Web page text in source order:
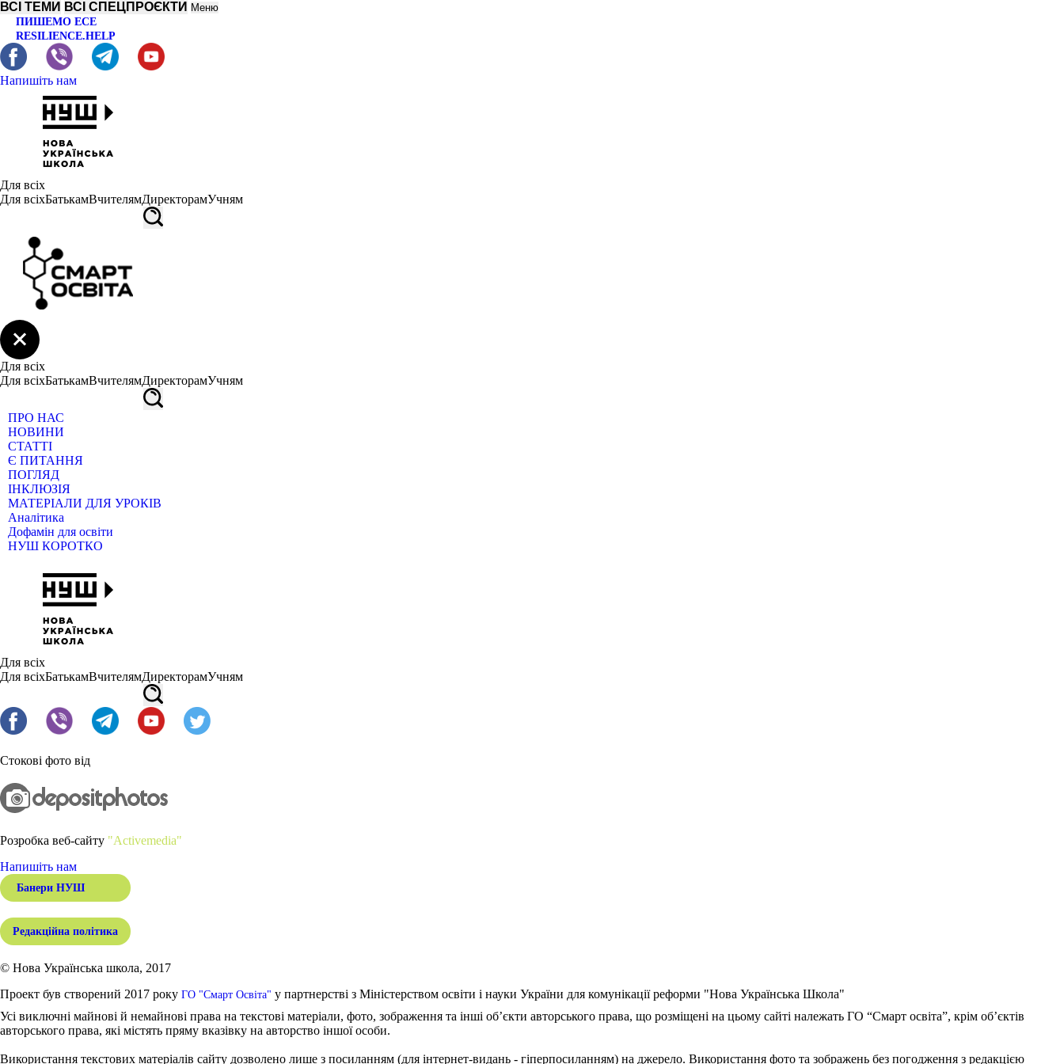
ВСІ ТЕМИ ВСІ СПЕЦПРОЄКТИ Меню
ПИШЕМО ЕСЕ
RESILIENCE.HELP
Напишіть нам
Для всіх
Для всіхБатькамВчителямДиректорамУчням
Для всіх
Для всіхБатькамВчителямДиректорамУчням
ПРО НАС
НОВИНИ
СТАТТІ
Є ПИТАННЯ
ПОГЛЯД
ІНКЛЮЗІЯ
МАТЕРІАЛИ ДЛЯ УРОКІВ
Аналітика
Дофамін для освіти
НУШ КОРОТКО
Для всіх
Для всіхБатькамВчителямДиректорамУчням
Стокові фото від
Розробка веб-сайту "Activemedia"
Напишіть нам
Банери НУШ
Редакційна політика
© Нова Українська школа, 2017
Проект був створений 2017 року ГО "Смарт Освіта" у партнерстві з Міністерством освіти і науки України для комунікації реформи "Нова Українська Школа"
Усі виключні майнові й немайнові права на текстові матеріали, фото, зображення та інші об’єкти авторського права, що розміщені на цьому сайті належать ГО “Смарт освіта”, крім об’єктів
авторського права, які містять пряму вказівку на авторство іншої особи.
Використання текстових матеріалів сайту дозволено лише з посиланням (для інтернет-видань - гіперпосиланням) на джерело. Використання фото та зображень без погодження з редакцією